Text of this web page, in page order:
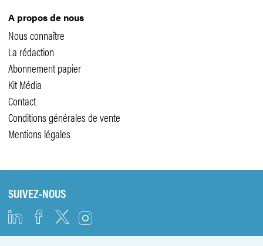
A propos de nous
Nous connaître
La rédaction
Abonnement papier
Kit Média
Contact
Conditions générales de vente
Mentions légales
SUIVEZ-NOUS